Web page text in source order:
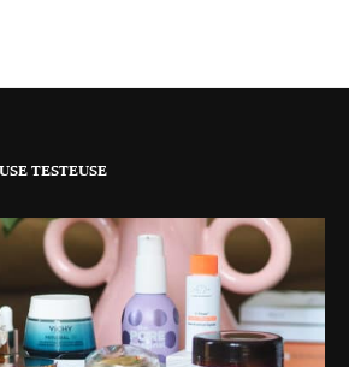
TESTEUSE